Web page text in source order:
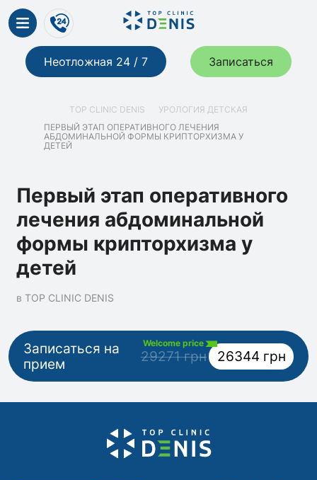
Неотложная 24 / 7 Записаться
TOP CLINIC DENIS
УРОЛОГИЯ ДЕТСКАЯ
ПЕРВЫЙ ЭТАП ОПЕРАТИВНОГО ЛЕЧЕНИЯ
АБДОМИНАЛЬНОЙ ФОРМЫ КРИПТОРХИЗМА У
ДЕТЕЙ
Первый этап оперативного
лечения абдоминальной
формы крипторхизма у
детей
в TOP CLINIC DENIS
Записаться на
прием
Welcome price
29271 грн 26344 грн